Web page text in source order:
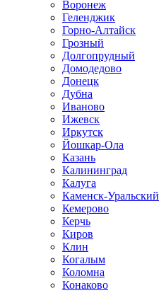
Воронеж
Геленджик
Горно-Алтайск
Грозный
Долгопрудный
Домодедово
Донецк
Дубна
Иваново
Ижевск
Иркутск
Йошкар-Ола
Казань
Калининград
Калуга
Каменск-Уральский
Кемерово
Керчь
Киров
Клин
Когалым
Коломна
Конаково